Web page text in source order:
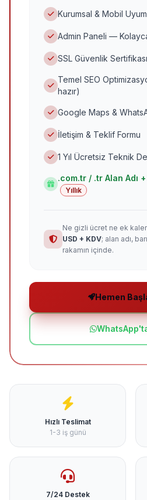
Kurumsal & Mobil
Admin Paneli —
SSL Güvenlik Sertifikası
Temel SEO
hazır)
Google Maps &
İletişim & Teklif Formu
1 Yıl Ücretsiz Teknik
.com.tr / .tr Alan Adı
Yıllık
Ne gizli ücret ne ek
USD + KDV; alan adı,
rakamın içinde.
Hemen
Hızlı Teslimat
1-3 iş günü
7/24 Destek